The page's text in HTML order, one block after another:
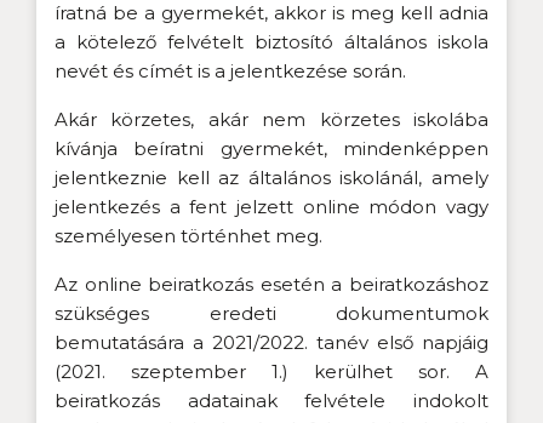
íratná be a gyermekét, akkor is meg kell adnia
a kötelező felvételt biztosító általános iskola
nevét és címét is a jelentkezése során.
Akár körzetes, akár nem körzetes iskolába
kívánja beíratni gyermekét, mindenképpen
jelentkeznie kell az általános iskolánál, amely
jelentkezés a fent jelzett online módon vagy
személyesen történhet meg.
Az online beiratkozás esetén a beiratkozáshoz
szükséges eredeti dokumentumok
bemutatására a 2021/2022. tanév első napjáig
(2021. szeptember 1.) kerülhet sor. A
beiratkozás adatainak felvétele indokolt